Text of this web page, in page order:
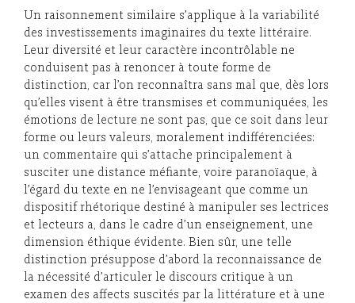
Un raisonnement similaire s’applique à la variabilité
des investissements imaginaires du texte littéraire.
Leur diversité et leur caractère incontrôlable ne
conduisent pas à renoncer à toute forme de
distinction, car l’on reconnaîtra sans mal que, dès lors
qu’elles visent à être transmises et communiquées, les
émotions de lecture ne sont pas, que ce soit dans leur
forme ou leurs valeurs, moralement indifférenciées:
un commentaire qui s’attache principalement à
susciter une distance méfiante, voire paranoïaque, à
l’égard du texte en ne l’envisageant que comme un
dispositif rhétorique destiné à manipuler ses lectrices
et lecteurs a, dans le cadre d’un enseignement, une
dimension éthique évidente. Bien sûr, une telle
distinction présuppose d’abord la reconnaissance de
la nécessité d’articuler le discours critique à un
examen des affects suscités par la littérature et à une